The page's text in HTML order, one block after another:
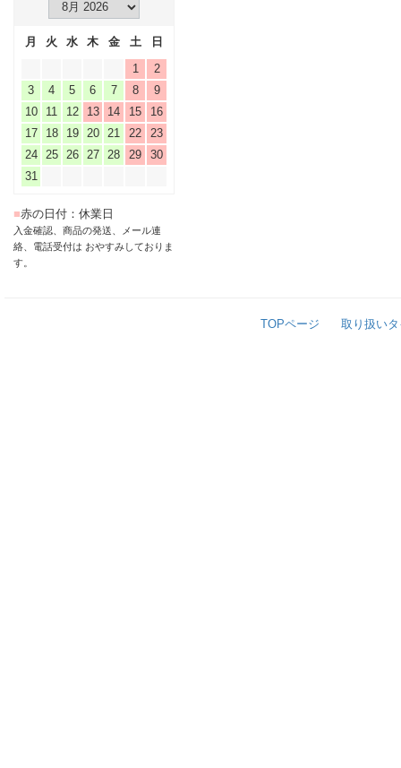
月 火 水 木 金 土
日
1
2
3
4 5 6 7 8
9
10
11 12 13 14 15
16
17
18 19 20 21 22
23
24
25 26 27 28 29
30
31
■赤の日付：休業日
入金確認、商品の発送、メール連
絡、電話受付は おやすみしておりま
す。
TOPページ 取り扱い